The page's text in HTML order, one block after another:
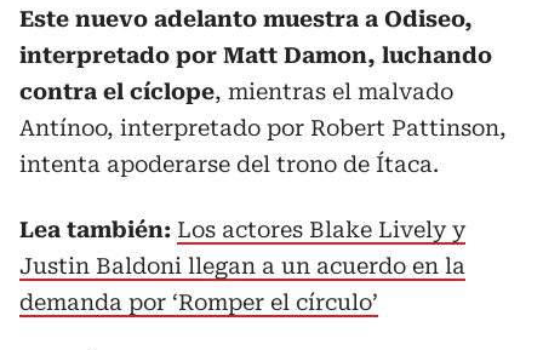
Este nuevo adelanto muestra a Odiseo,
interpretado por Matt Damon, luchando
contra el cíclope, mientras el malvado
Antínoo, interpretado por Robert Pattinson,
intenta apoderarse del trono de Ítaca.
Lea también: Los actores Blake Lively y
Justin Baldoni llegan a un acuerdo en la
demanda por ‘Romper el círculo’